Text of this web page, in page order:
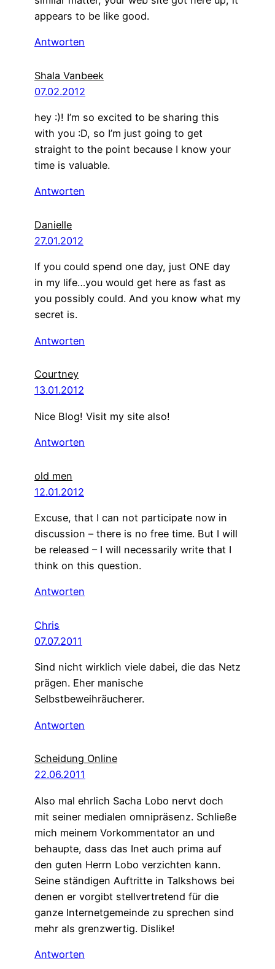
appears to be like good.
Antworten
Shala Vanbeek
07.02.2012
hey :)! I’m so excited to be sharing this
with you :D, so I’m just going to get
straight to the point because I know your
time is valuable.
Antworten
Danielle
27.01.2012
If you could spend one day, just ONE day
in my life…you would get here as fast as
you possibly could. And you know what my
secret is.
Antworten
Courtney
13.01.2012
Nice Blog! Visit my site also!
Antworten
old men
12.01.2012
Excuse, that I can not participate now in
discussion – there is no free time. But I will
be released – I will necessarily write that I
think on this question.
Antworten
Chris
07.07.2011
Sind nicht wirklich viele dabei, die das Netz
prägen. Eher manische
Selbstbeweihräucherer.
Antworten
Scheidung Online
22.06.2011
Also mal ehrlich Sacha Lobo nervt doch
mit seiner medialen omnipräsenz. Schließe
mich meinem Vorkommentator an und
behaupte, dass das Inet auch prima auf
den guten Herrn Lobo verzichten kann.
Seine ständigen Auftritte in Talkshows bei
denen er vorgibt stellvertretend für die
ganze Internetgemeinde zu sprechen sind
mehr als grenzwertig. Dislike!
Antworten